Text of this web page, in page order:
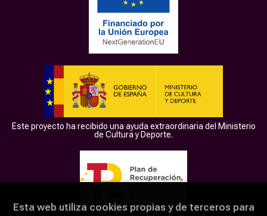
Este proyecto ha recibido una ayuda extraordinaria del Ministerio
de Cultura y Deporte.
Esta web utiliza cookies propias y de terceros para